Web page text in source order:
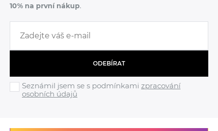
10% na první nákup.
ODEBÍRAT
Seznámil jsem se s podmínkami zpracování
osobních údajů